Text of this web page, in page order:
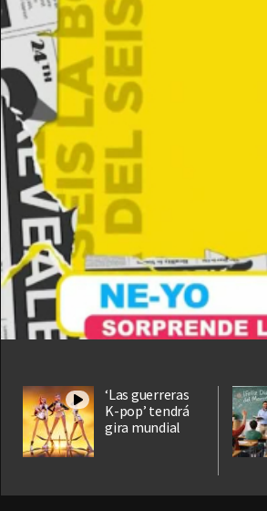
‘Las guerreras
K-pop’ tendrá
gira mundial